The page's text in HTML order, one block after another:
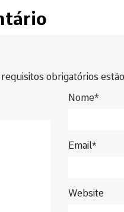
obrigatórios
Nome*
Email*
Website